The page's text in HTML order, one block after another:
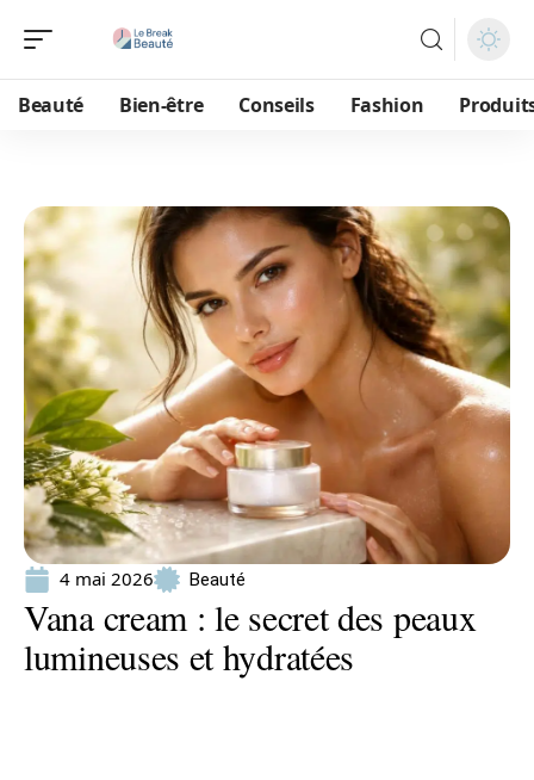
Beauté Bien-être Conseils Fashion
4 mai 2026 Beauté
Vana cream : le secret des peaux
lumineuses et hydratées